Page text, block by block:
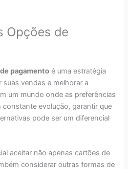
Opções de
pagamento é uma estratégia
vendas e melhorar a
um mundo onde as preferências
evolução, garantir que
pode ser um diferencial
aceitar não apenas cartões de
considerar outras formas de